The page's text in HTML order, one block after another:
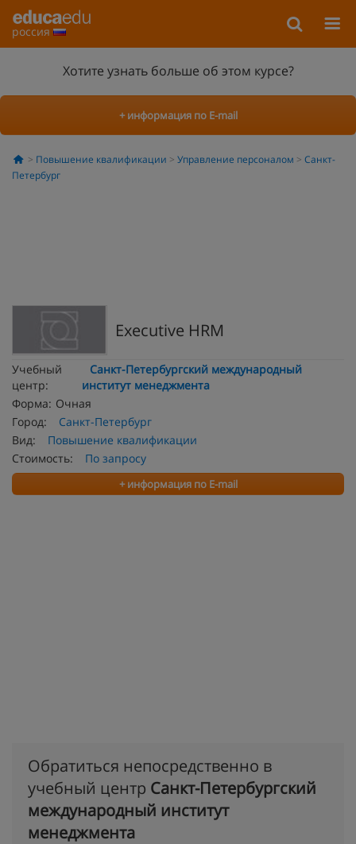
россия
Хотите узнать больше об этом курсе?
+ информация по E-mail
Повышение квалификации Управление персоналом
Санкт-
Петербург
Executive HRM
Учебный
центр:
Санкт-Петербургский международный
институт менеджмента
Форма: Очная
Город:
Санкт-Петербург
Вид:
Повышение квалификации
Стоимость:
По запросу
+ информация по E-mail
Обратиться непосредственно в
учебный центр Санкт-Петербургский
международный институт
менеджмента